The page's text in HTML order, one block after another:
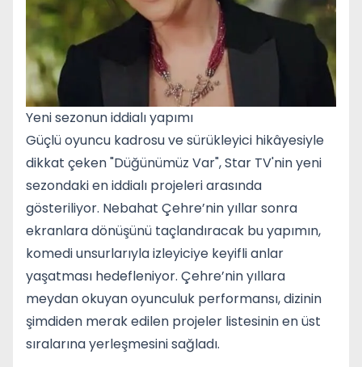
Yeni sezonun iddialı yapımı
Güçlü oyuncu kadrosu ve sürükleyici hikâyesiyle
dikkat çeken "Düğünümüz Var", Star TV'nin yeni
sezondaki en iddialı projeleri arasında
gösteriliyor. Nebahat Çehre’nin yıllar sonra
ekranlara dönüşünü taçlandıracak bu yapımın,
komedi unsurlarıyla izleyiciye keyifli anlar
yaşatması hedefleniyor. Çehre’nin yıllara
meydan okuyan oyunculuk performansı, dizinin
şimdiden merak edilen projeler listesinin en üst
sıralarına yerleşmesini sağladı.